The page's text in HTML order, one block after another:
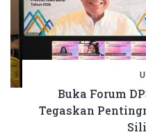
Buka Forum
Tegaskan